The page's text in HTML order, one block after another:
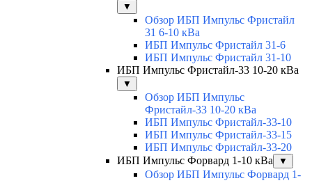
▼
Обзор ИБП Импульс Фристайл
31 6-10 кВа
ИБП Импульс Фристайл 31-6
ИБП Импульс Фристайл 31-10
ИБП Импульс Фристайл-33 10-20 кВа
▼
Обзор ИБП Импульс
Фристайл-33 10-20 кВа
ИБП Импульс Фристайл-33-10
ИБП Импульс Фристайл-33-15
ИБП Импульс Фристайл-33-20
ИБП Импульс Форвард 1-10 кВа
▼
Обзор ИБП Импульс Форвард 1-